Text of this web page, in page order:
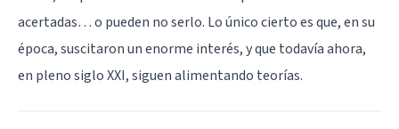
acertadas… o pueden no serlo. Lo único cierto es que, en su
época, suscitaron un enorme interés, y que todavía ahora,
en pleno siglo XXI, siguen alimentando teorías.